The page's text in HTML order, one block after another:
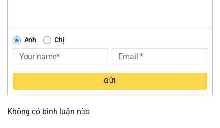
Anh Chị
GỬI
Không có bình luận nào